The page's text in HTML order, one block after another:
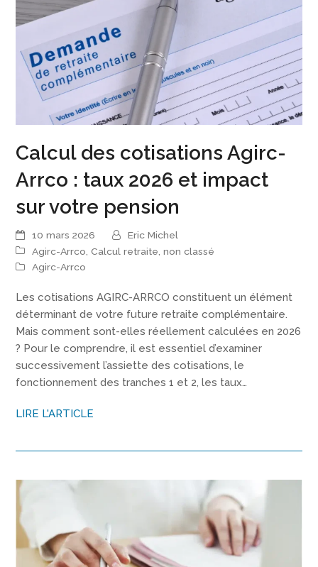
Calcul des cotisations Agirc-
Arrco : taux 2026 et impact
sur votre pension
10 mars 2026
Eric Michel
Agirc-Arrco ,Calcul retraite ,non classé
Agirc-Arrco
Les cotisations AGIRC-ARRCO constituent un élément
déterminant de votre future retraite complémentaire.
Mais comment sont-elles réellement calculées en 2026
? Pour le comprendre, il est essentiel d’examiner
successivement l’assiette des cotisations, le
fonctionnement des tranches 1 et 2, les taux…
LIRE L'ARTICLE